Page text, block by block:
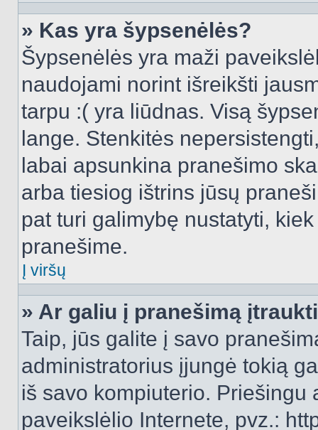
» Kas yra šypsenėlės?
Šypsenėlės yra maži
naudojami norint išreikšti
tarpu :( yra liūdnas. Visą
lange. Stenkitės
labai apsunkina pranešimo
arba tiesiog ištrins jūsų
pat turi galimybę nustatyti,
pranešime.
Į viršų
» Ar galiu į pranešimą
Taip, jūs galite į savo
administratorius įjungė tokią
iš savo kompiuterio.
paveikslėlio Internete, pvz.: